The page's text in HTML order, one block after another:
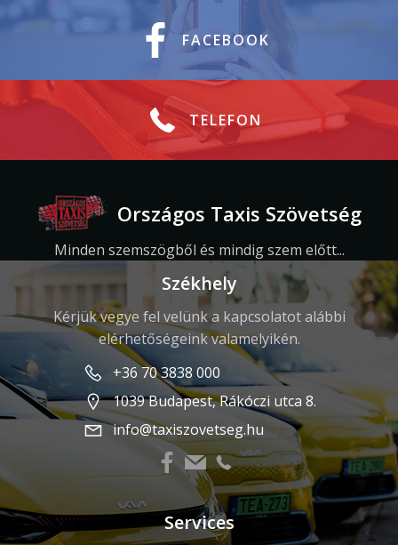
FACEBOOK
TELEFON
Országos Taxis Szövetség
Minden szemszögből és mindig szem előtt...
Székhely
Kérjük vegye fel velünk a kapcsolatot alábbi
elérhetőségeink valamelyikén.
+36 70 3838 000
1039 Budapest, Rákóczi utca 8.
info@taxiszovetseg.hu
Services